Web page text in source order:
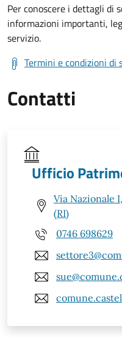
Per conoscere i dettagli di
informazioni importanti,
servizio.
Termini e condizioni di
Contatti
Ufficio
Via Nazionale
(RI)
0746 698629